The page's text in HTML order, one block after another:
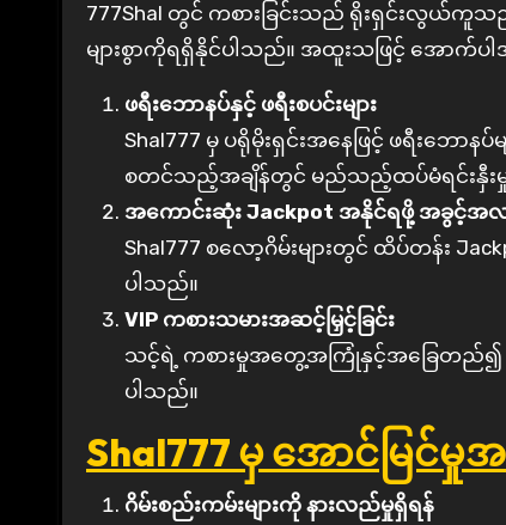
777Shal တွင် ကစားခြင်းသည် ရိုးရှင်းလွယ်ကူသ
များစွာကိုရရှိနိုင်ပါသည်။ အထူးသဖြင့် အောက်ပါ
ဖရီးဘောနပ်နှင့် ဖရီးစပင်းများ
Shal777 မှ ပရိုမိုးရှင်းအနေဖြင့် ဖရီးဘောန
စတင်သည့်အချိန်တွင် မည်သည့်ထပ်မံရင်းနှီး
အကောင်းဆုံး Jackpot အနိုင်ရဖို့ အခွင့်အလမ်
Shal777 စလော့ဂိမ်းများတွင် ထိပ်တန်း
ပါသည်။
VIP ကစားသမားအဆင့်မြှင့်ခြင်း
သင့်ရဲ့ ကစားမှုအတွေ့အကြုံနှင့်အခြေတည်၍
ပါသည်။
Shal777 မှ အောင်မြင်
ဂိမ်းစည်းကမ်းများကို နားလည်မှုရှိရန်